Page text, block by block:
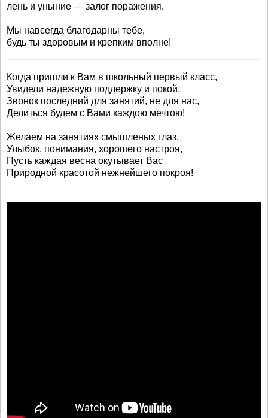
лень и уныние — залог поражения.
Мы навсегда благодарны тебе,
будь ты здоровым и крепким вполне!
Когда пришли к Вам в школьный первый класс,
Увидели надежную поддержку и покой,
Звонок последний для занятий, не для нас,
Делиться будем с Вами каждою мечтою!
Желаем на занятиях смышленых глаз,
Улыбок, понимания, хорошего настроя,
Пусть каждая весна окутывает Вас
Природной красотой нежнейшего покроя!